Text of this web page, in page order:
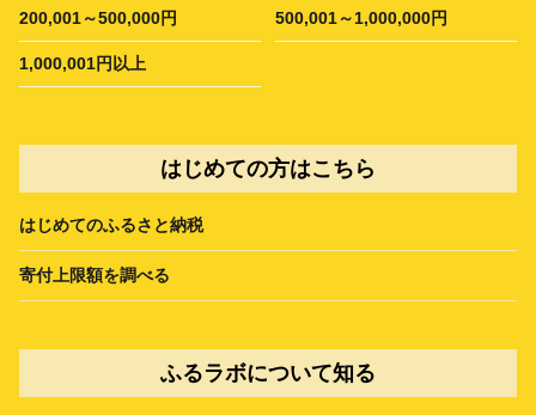
200,001～500,000円 500,001～1,000,000円
1,000,001円以上
はじめての方はこちら
はじめてのふるさと納税
寄付上限額を調べる
ふるラボについて知る